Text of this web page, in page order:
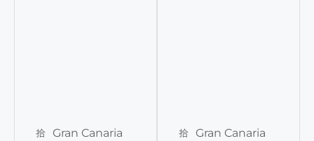
Gran Canaria Gran Canaria